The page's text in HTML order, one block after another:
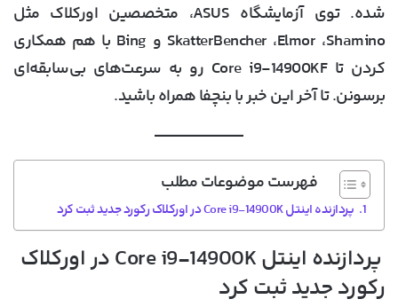
شده. توی آزمایشگاه ASUS، متخصصین اورکلاک مثل
SkatterBencher ،Elmor ،Shamino و Bing با هم همکاری
کردن تا Core i9-14900KF رو به سرعت‌های بی‌سابقه‌ای
برسونن. تا آخر این خبر با بنچفا همراه باشید.
فهرست موضوعات مطلب
پردازنده اینتل Core i9-14900K در اورکلاک رکورد جدید ثبت کرد
پردازنده اینتل Core i9-14900K در اورکلاک
رکورد جدید ثبت کرد